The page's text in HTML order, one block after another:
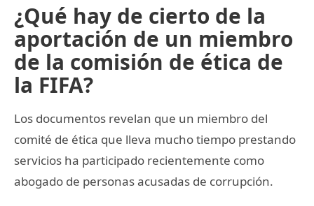
¿Qué hay de cierto de la
aportación de un miembro
de la comisión de ética de
la FIFA?
Los documentos revelan que un miembro del
comité de ética que lleva mucho tiempo prestando
servicios ha participado recientemente como
abogado de personas acusadas de corrupción.